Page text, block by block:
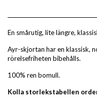
En smårutig, lite längre,
Ayr-skjortan har en klassisk,
rörelsefriheten bibehålls.
100% ren bomull.
Kolla storlekstabellen